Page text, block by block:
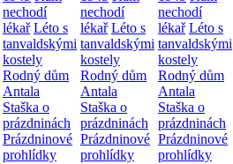
nechodí
lékař Léto s
tanvaldskými
kostely
Rodný dům
Antala
Staška o
prázdninách
Prázdninové
prohlídky
nechodí
lékař Léto s
tanvaldskými
kostely
Rodný dům
Antala
Staška o
prázdninách
Prázdninové
prohlídky
nechodí
lékař Léto s
tanvaldskými
kostely
Rodný dům
Antala
Staška o
prázdninách
Prázdninové
prohlídky